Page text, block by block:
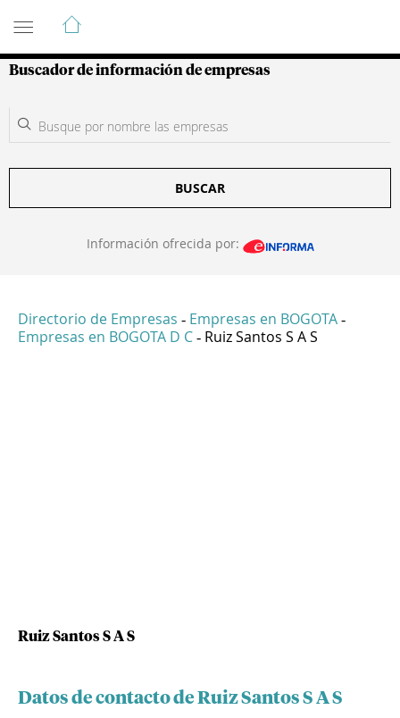
Guía de Empresas Colombianas
Buscador de información de empresas
BUSCAR
Información ofrecida por:
Directorio de Empresas - Empresas en BOGOTA -
Empresas en BOGOTA D C - Ruiz Santos S A S
Ruiz Santos S A S
Datos de contacto de Ruiz Santos S A S